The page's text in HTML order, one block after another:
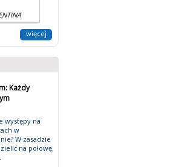
więcej
Każdy
występy na
w
W zasadzie
na połowę.